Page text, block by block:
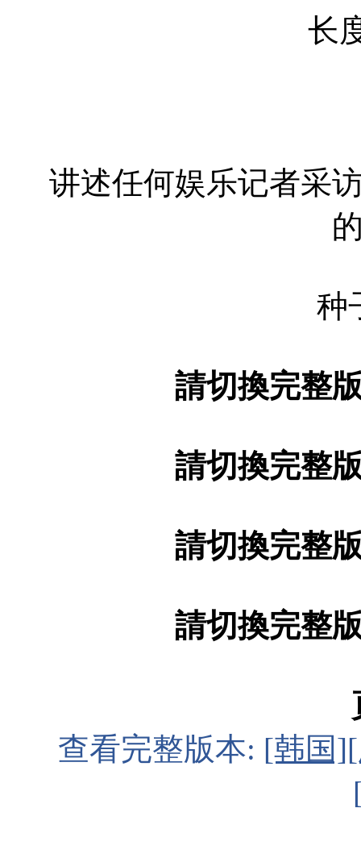
长
讲述任何娱乐记者采
种
請切換完整
請切換完整
請切換完整
請切換完整
查看完整版本: [韩国